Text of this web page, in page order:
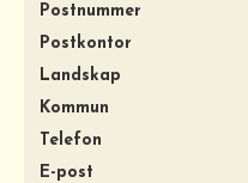
Postnummer
Postkontor
Landskap
Kommun
Telefon
E-post